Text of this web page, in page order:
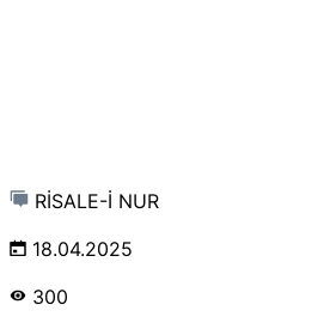
RİSALE-İ NUR
18.04.2025
300